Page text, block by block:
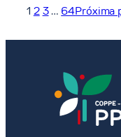
land-
nexus
using
1 23… 64Próxima